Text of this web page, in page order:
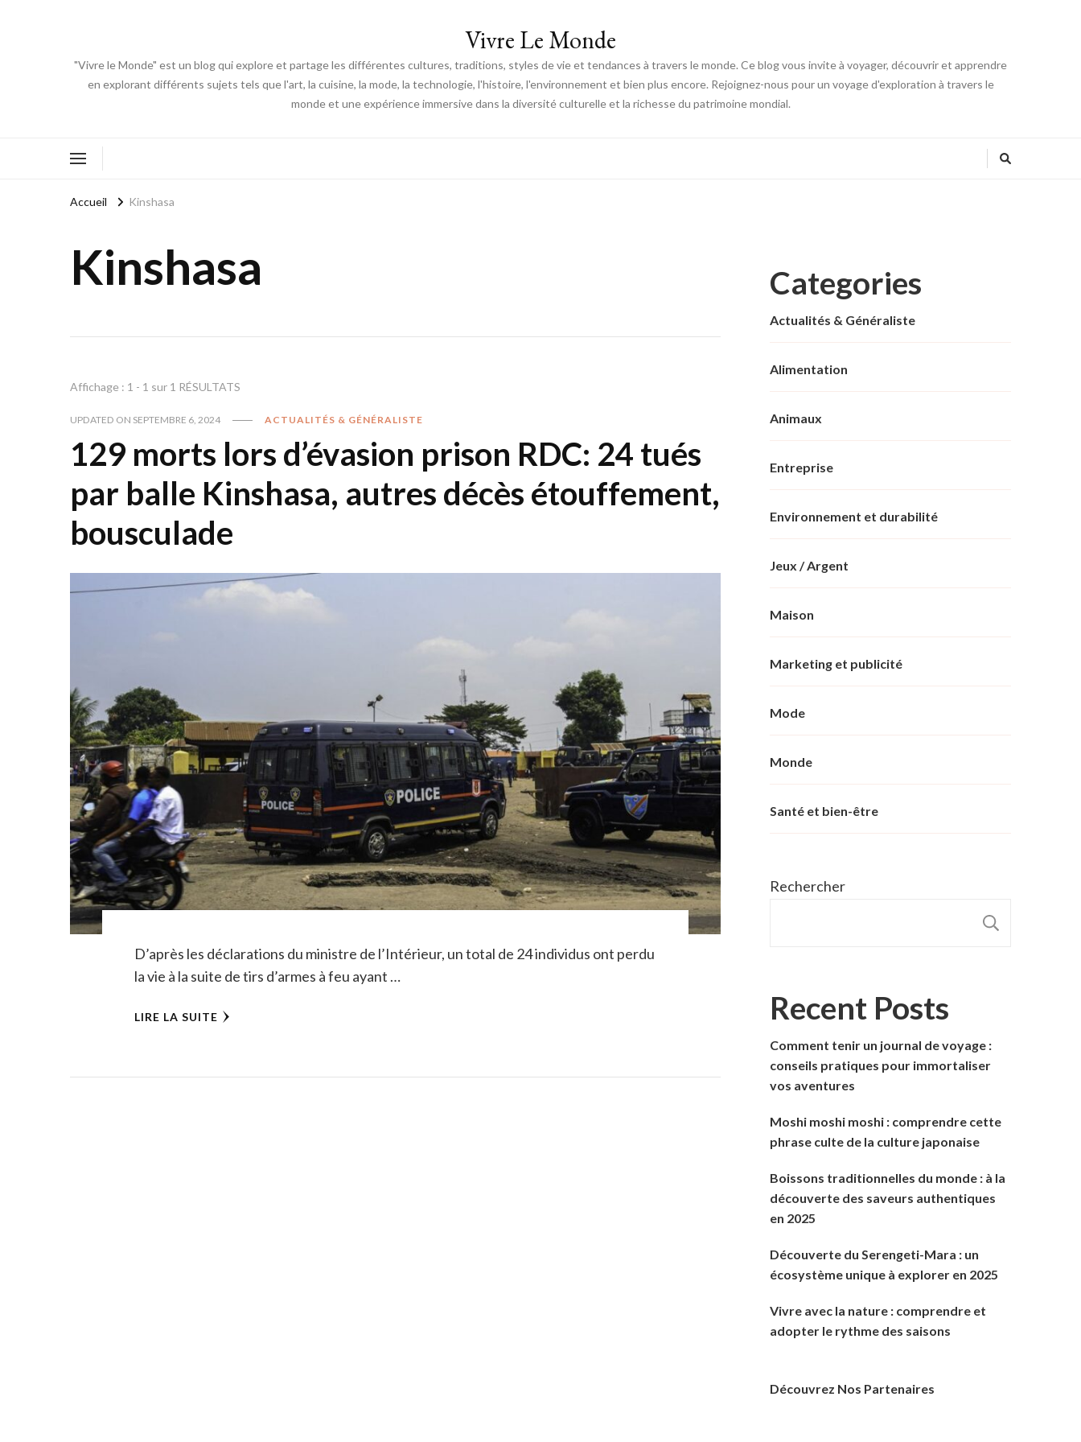
Vivre Le Monde
"Vivre le Monde" est un blog qui explore et partage les différentes cultures, traditions, styles de vie et tendances à travers le monde. Ce blog vous invite à voyager, découvrir et apprendre
en explorant différents sujets tels que l'art, la cuisine, la mode, la technologie, l'histoire, l'environnement et bien plus encore. Rejoignez-nous pour un voyage d'exploration à travers le
monde et une expérience immersive dans la diversité culturelle et la richesse du patrimoine mondial.
Accueil Kinshasa
Kinshasa
Affichage : 1 - 1 sur 1 RÉSULTATS
UPDATED ON SEPTEMBRE 6, 2024 ACTUALITÉS & GÉNÉRALISTE
129 morts lors d’évasion prison RDC: 24 tués
par balle Kinshasa, autres décès étouffement,
bousculade
D’après les déclarations du ministre de l’Intérieur, un total de 24 individus ont perdu
la vie à la suite de tirs d’armes à feu ayant …
LIRE LA SUITE
Categories
Actualités & Généraliste
Alimentation
Animaux
Entreprise
Environnement et durabilité
Jeux / Argent
Maison
Marketing et publicité
Mode
Monde
Santé et bien-être
Rechercher
Recent Posts
Comment tenir un journal de voyage :
conseils pratiques pour immortaliser
vos aventures
Moshi moshi moshi : comprendre cette
phrase culte de la culture japonaise
Boissons traditionnelles du monde : à la
découverte des saveurs authentiques
en 2025
Découverte du Serengeti-Mara : un
écosystème unique à explorer en 2025
Vivre avec la nature : comprendre et
adopter le rythme des saisons
Découvrez Nos Partenaires